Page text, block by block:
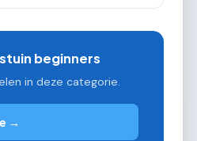
beginners
in deze categorie.
→